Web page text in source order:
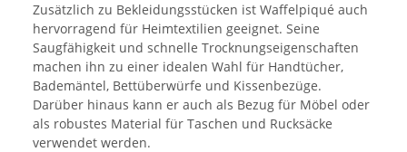
Zusätzlich zu Bekleidungsstücken ist Waffelpiqué auch
hervorragend für Heimtextilien geeignet. Seine
Saugfähigkeit und schnelle Trocknungseigenschaften
machen ihn zu einer idealen Wahl für Handtücher,
Bademäntel, Bettüberwürfe und Kissenbezüge.
Darüber hinaus kann er auch als Bezug für Möbel oder
als robustes Material für Taschen und Rucksäcke
verwendet werden.